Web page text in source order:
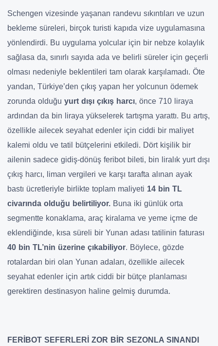
Schengen vizesinde yaşanan randevu sıkıntıları ve uzun
bekleme süreleri, birçok turisti kapıda vize uygulamasına
yönlendirdi. Bu uygulama yolcular için bir nebze kolaylık
sağlasa da, sınırlı sayıda ada ve belirli süreler için geçerli
olması nedeniyle beklentileri tam olarak karşılamadı. Öte
yandan, Türkiye’den çıkış yapan her yolcunun ödemek
zorunda olduğu yurt dışı çıkış harcı, önce 710 liraya
ardından da bin liraya yükselerek tartışma yarattı. Bu artış,
özellikle ailecek seyahat edenler için ciddi bir maliyet
kalemi oldu ve tatil bütçelerini etkiledi. Dört kişilik bir
ailenin sadece gidiş-dönüş feribot bileti, bin liralık yurt dışı
çıkış harcı, liman vergileri ve karşı tarafta alınan ayak
bastı ücretleriyle birlikte toplam maliyeti 14 bin TL
civarında olduğu belirtiliyor. Buna iki günlük orta
segmentte konaklama, araç kiralama ve yeme içme de
eklendiğinde, kısa süreli bir Yunan adası tatilinin faturası
40 bin TL’nin üzerine çıkabiliyor. Böylece, gözde
rotalardan biri olan Yunan adaları, özellikle ailecek
seyahat edenler için artık ciddi bir bütçe planlaması
gerektiren destinasyon haline gelmiş durumda.
FERİBOT SEFERLERİ ZOR BİR SEZONLA SINANDI